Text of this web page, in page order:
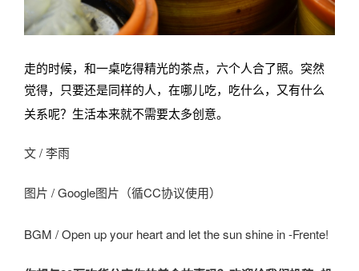
走的时候，和一桌吃得精光的茶点，六个人合了照。突然
觉得，只要还是同样的人，在哪儿吃，吃什么，又有什么
关系呢？生活本来就不需要太多创意。
文 /李雨
图片 / Google图片（循CC协议使用）
BGM / Open up your heart and let the sun shine in -Frente!